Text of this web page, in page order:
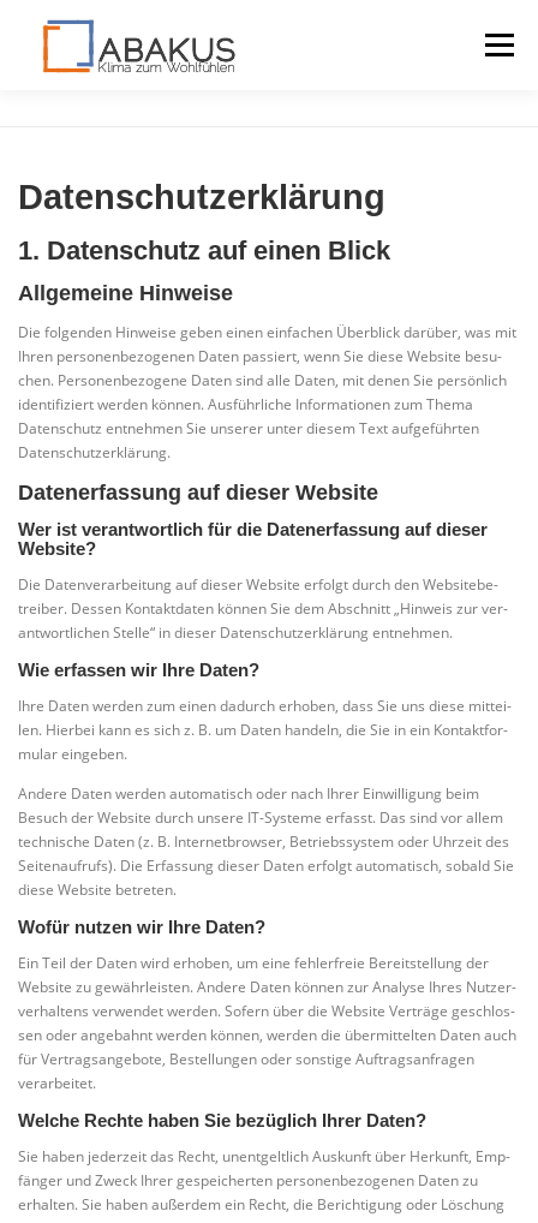
Menü
Datenschutz­erklärung
1. Datenschutz auf einen Blick
Allgemeine Hinweise
Die fol­gen­den Hin­wei­se geben einen ein­fa­chen Über­blick dar­über, was mit
Ihren per­so­nen­be­zo­ge­nen Daten pas­siert, wenn Sie die­se Web­site besu­
chen. Per­so­nen­be­zo­ge­ne Daten sind alle Daten, mit denen Sie per­sön­lich
iden­ti­fi­ziert wer­den kön­nen. Aus­führ­li­che Infor­ma­tio­nen zum The­ma
Daten­schutz ent­neh­men Sie unse­rer unter die­sem Text auf­ge­führ­ten
Datenschutzerklärung.
Datenerfassung auf dieser Website
Wer ist verantwortlich für die Datenerfassung auf dieser
Website?
Die Daten­ver­ar­bei­tung auf die­ser Web­site erfolgt durch den Web­site­be­
trei­ber. Des­sen Kon­takt­da­ten kön­nen Sie dem Abschnitt „Hin­weis zur ver­
ant­wort­li­chen Stel­le“ in die­ser Daten­schutz­er­klä­rung entnehmen.
Wie erfassen wir Ihre Daten?
Ihre Daten wer­den zum einen dadurch erho­ben, dass Sie uns die­se mit­tei­
len. Hier­bei kann es sich z. B. um Daten han­deln, die Sie in ein Kon­takt­for­
mu­lar eingeben.
Ande­re Daten wer­den auto­ma­tisch oder nach Ihrer Ein­wil­li­gung beim
Besuch der Web­site durch unse­re IT-Sys­te­me erfasst. Das sind vor allem
tech­ni­sche Daten (z. B. Inter­net­brow­ser, Betriebs­sys­tem oder Uhr­zeit des
Sei­ten­auf­rufs). Die Erfas­sung die­ser Daten erfolgt auto­ma­tisch, sobald Sie
die­se Web­site betreten.
Wofür nutzen wir Ihre Daten?
Ein Teil der Daten wird erho­ben, um eine feh­ler­freie Bereit­stel­lung der
Web­site zu gewähr­leis­ten. Ande­re Daten kön­nen zur Ana­ly­se Ihres Nut­zer­
ver­hal­tens ver­wen­det wer­den. Sofern über die Web­site Ver­trä­ge geschlos­
sen oder ange­bahnt wer­den kön­nen, wer­den die über­mit­tel­ten Daten auch
für Ver­trags­an­ge­bo­te, Bestel­lun­gen oder sons­ti­ge Auf­trags­an­fra­gen
verarbeitet.
Welche Rechte haben Sie bezüglich Ihrer Daten?
Sie haben jeder­zeit das Recht, unent­gelt­lich Aus­kunft über Her­kunft, Emp­
fän­ger und Zweck Ihrer gespei­cher­ten per­so­nen­be­zo­ge­nen Daten zu
erhal­ten. Sie haben außer­dem ein Recht, die Berich­ti­gung oder Löschung